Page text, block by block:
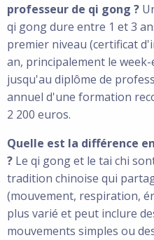
professeur de qi gong ?
qi gong dure entre 1 et 3
premier niveau (certificat
an, principalement le
jusqu'au diplôme de
annuel d'une formation
2 200 euros.
Quelle est la différence
? Le qi gong et le tai chi
tradition chinoise qui
(mouvement, respiration,
plus varié et peut inclure
mouvements simples ou